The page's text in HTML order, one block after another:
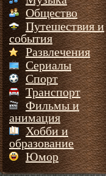
Общество
Путешествия и
события
Развлечения
Сериалы
Спорт
Транспорт
Фильмы и
анимация
Хобби и
образование
Юмор